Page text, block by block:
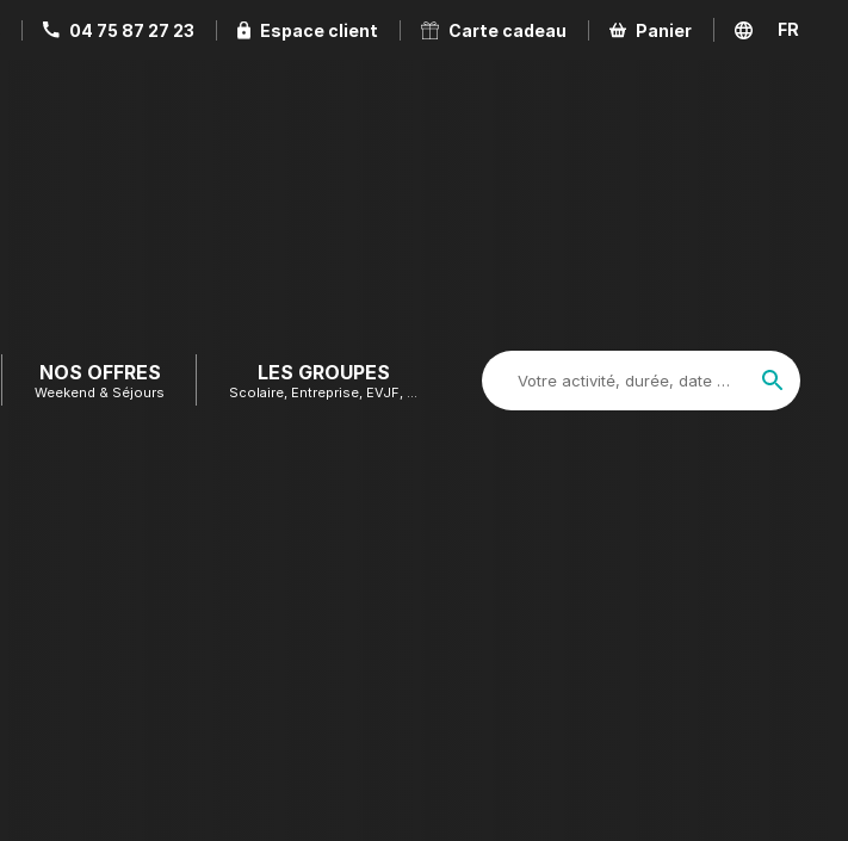
NOS OFFRES
Weekend & Séjours
LES GROUPES
Scolaire, Entreprise, EVJF, …
Votre activité, durée, date …
04 75 87 27 23 Espace client Carte cadeau Panier
FR